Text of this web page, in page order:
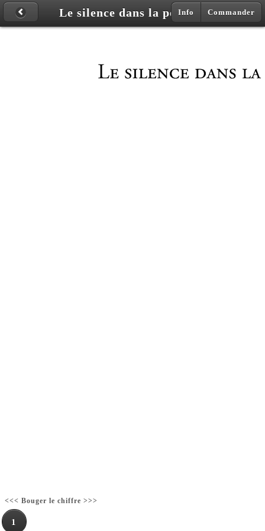
Le silence dans la peau
Info Commander
<<< Bouger le chiffre >>>
1